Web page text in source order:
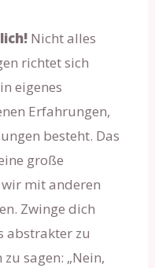
Nicht alles
richtet sich
eigenes
Erfahrungen,
besteht. Das
große
mit anderen
Zwinge dich
abstrakter zu
sagen: „Nein,